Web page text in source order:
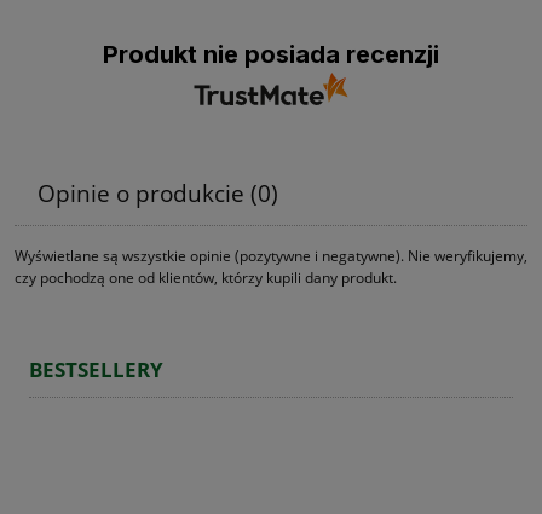
Produkt nie posiada recenzji
Opinie o produkcie (0)
Wyświetlane są wszystkie opinie (pozytywne i negatywne). Nie weryfikujemy,
czy pochodzą one od klientów, którzy kupili dany produkt.
BESTSELLERY